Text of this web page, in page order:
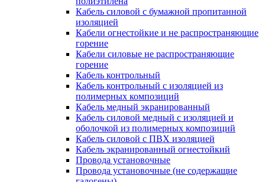
Кабель силовой с бумажной пропитанной
изоляцией
Кабели огнестойкие и не распространяющие
горение
Кабели силовые не распространяющие
горение
Кабель контрольный
Кабель контрольный с изоляцией из
полимерных композиций
Кабель медный экранированный
Кабель силовой медный с изоляцией и
оболочкой из полимерных композиций
Кабель силовой с ПВХ изоляцией
Кабель экранированный огнестойкий
Провода установочные
Провода установочные (не содержащие